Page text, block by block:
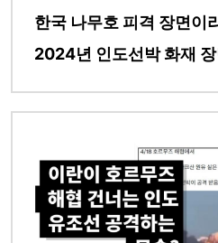
한국 나무호 피격 장면이
2024년 인도선박 화재 장